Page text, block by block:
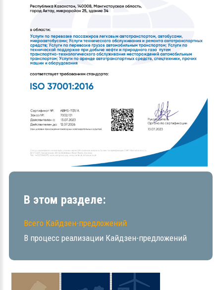
В этом разделе:
Всего Кайдзен-предложений
В процесс реализации Кайдзен-предложений